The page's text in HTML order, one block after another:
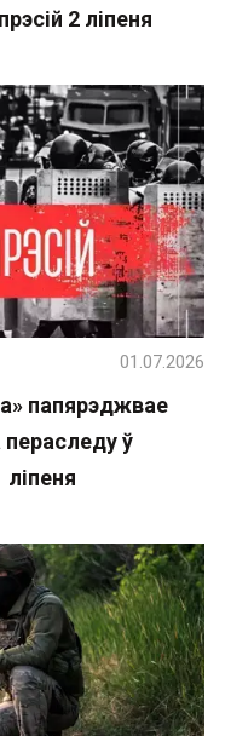
2 ліпеня
папярэджвае
ў
ліпеня
01.07.2026